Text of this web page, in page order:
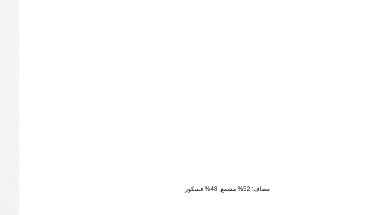
مضاف: 52% مشمع, 48% فسكوز